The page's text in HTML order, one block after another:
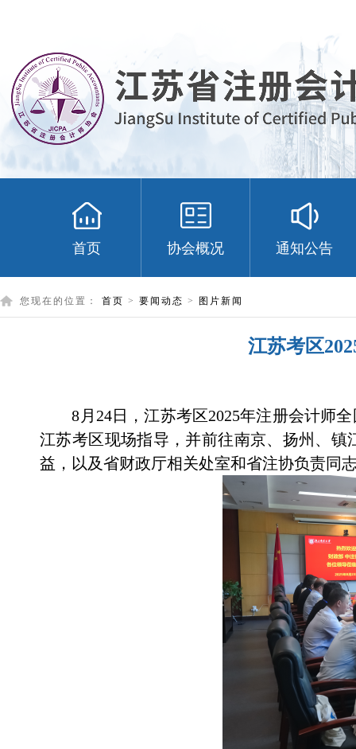
首页 协会概况 通知公告
您现在的位置： 首页 > 要闻动态 > 图片新闻
江苏考区
8月24日，江苏考区2025年注册会计师全
江苏考区现场指导，并前往南京、扬州、
益，以及省财政厅相关处室和省注协负责同